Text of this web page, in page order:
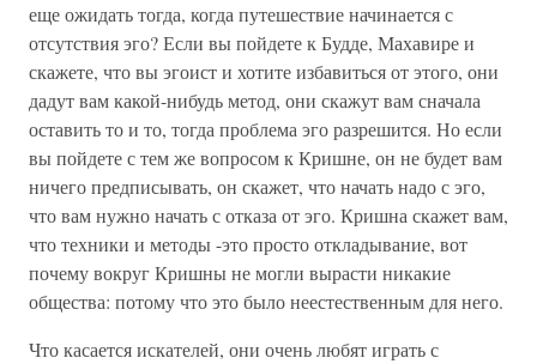
еще ожидать тогда, когда путешествие начинается с
отсутствия эго? Если вы пойдете к Будде, Махавире и
скажете, что вы эгоист и хотите избавиться от этого, они
дадут вам какой-нибудь метод, они скажут вам сначала
оставить то и то, тогда проблема эго разрешится. Но если
вы пойдете с тем же вопросом к Кришне, он не будет вам
ничего предписывать, он скажет, что начать надо с эго,
что вам нужно начать с отказа от эго. Кришна скажет вам,
что техники и методы -это просто откладывание, вот
почему вокруг Кришны не могли вырасти никакие
общества: потому что это было неестественным для него.
Что касается искателей, они очень любят играть с